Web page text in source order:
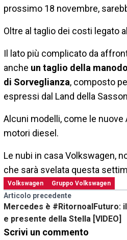
prossimo 18 novembre,
Oltre al taglio dei costi legato
Il lato più complicato da
anche un taglio della
di Sorveglianza, composto
espressi dal Land della
Alcuni modelli, come le nuove
motori diesel.
Le nubi in casa Volkswagen,
che sarà svelata questa
Volkswagen Gruppo Volkswagen
Articolo precedente
Mercedes è #RitornoalFuturo:
e presente della Stella [VIDEO]
Scrivi un commento